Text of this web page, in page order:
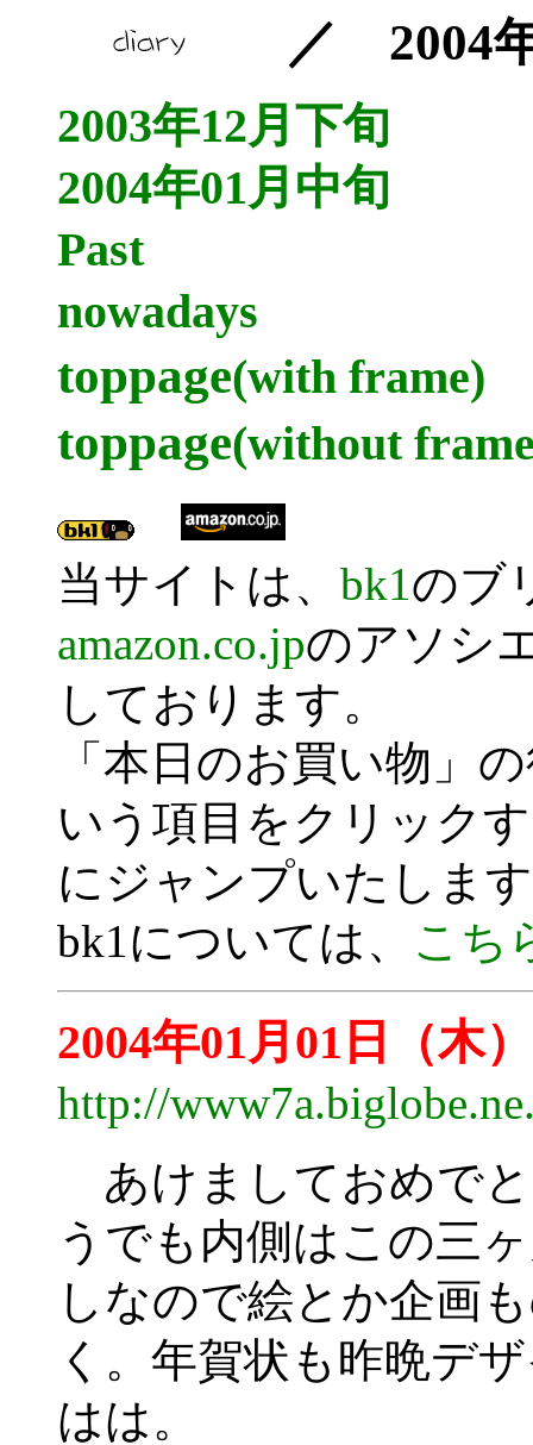
／ 2004
2003年12月下旬
2004年01月中旬
Past
nowadays
toppage(with frame)
toppage(without
当サイトは、 bk1のブ
amazon.co.jpのアソシ
しております。
「本日のお買い物」
いう項目をクリック
にジャンプいたしま
bk1については、 こち
2004年01月01日（木）
http://
あけましておめで
うでも内側はこの三
しなので絵とか企画
く。年賀状も昨晩デ
はは。